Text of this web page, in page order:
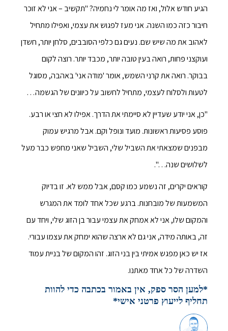
הגיע חודש אלול, ואז מה אומר לי נחמיה? "תקשיב – אני לא זוכר
חיבור כזה כמו השנה. אני מעז לפגוש את עצמי, ואפילו מתחיל
לאהוב את מה שיש שם. נעים גם כלפי הסובבים, סלחן יותר, חשדן
ועוקצני פחות, רואה בעין טובה יותר, מכבד יותר. רוצה לקום
בבוקר. רואה את קרני השמש, אומר 'מודה אני' באהבה, מסוגל
לטעות ולסלוח לעצמי, מתחיל לחשוב על כיוונים של הגשמה…
"כן, אני יודע שעדיין לא סיימתי את הדרך. אפילו לא חצי או רבע.
פוסע פסיעות ראשונות. מועד ונופל וקם. אבל מרגיש עמוק
מבפנים שמצאתי את השביל שלי, השביל שאני מחפש כבר מעל
לשלושים שנה…".
קוראים יקרים, זה נשמע כמו קסם, אבל ממש לא. זו בדיוק
המשמעות של מובחנות. ברגע שכל אחד לומד את המגרש
והמקום שלו, אני לא אמחק את עצמי עבור בן הזוג שלי, ויחד עם
זה, באותה מידה, אני גם לא ארצה שהוא ימחק את עצמו עבורי.
אז יש כאן מפגש אמיתי בין בני הזוג. זהו המקום של בניית עמוד
השדרה של כל אחד מאתנו.
*למען הסר ספק, אין באמור בכתבה כדי להוות
תחליף לייעוץ פרטני אישי*